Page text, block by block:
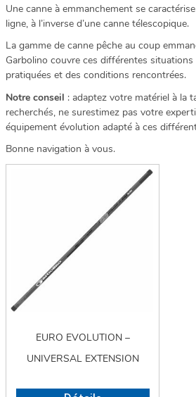
Une canne à emmanchement se
ligne, à l’inverse d’une canne télescopique.
La gamme de canne pêche au coup
Garbolino couvre ces différentes
pratiquées et des conditions rencontrées.
Notre conseil : adaptez votre matériel à la
recherchés, ne surestimez pas votre
équipement évolution adapté à ces
Bonne navigation à vous.
EURO EVOLUTION –
UNIVERSAL EXTENSION